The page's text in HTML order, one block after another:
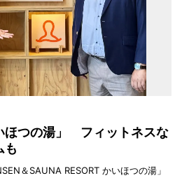
ほつの湯」 フィットネスな
も
＆SAUNA RESORT かいほつの湯」